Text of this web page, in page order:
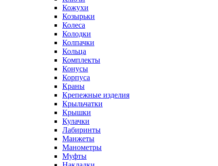
Кожухи
Козырьки
Колеса
Колодки
Колпачки
Кольца
Комплекты
Конусы
Корпуса
Краны
Крепежные изделия
Крыльчатки
Крышки
Кулачки
Лабиринты
Манжеты
Манометры
Муфты